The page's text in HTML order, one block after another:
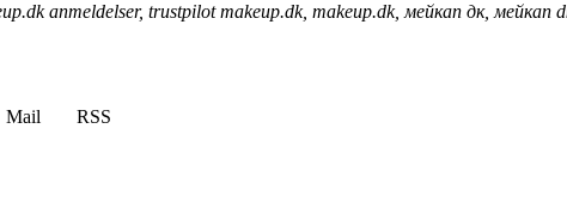
anmeldelser, trustpilot makeup.dk, makeup.dk, мейкап дк, мейкап
Mail
RSS